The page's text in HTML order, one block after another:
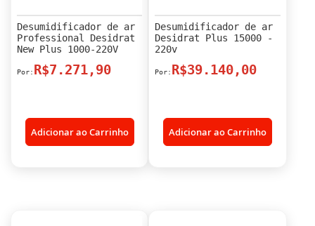
Desumidificador de ar
Professional Desidrat
New Plus 1000-220V
R$7.271,90
Adicionar ao Carrinho
Desumidificador de ar
Desidrat Plus 15000 -
220v
R$39.140,00
Adicionar ao Carrinho